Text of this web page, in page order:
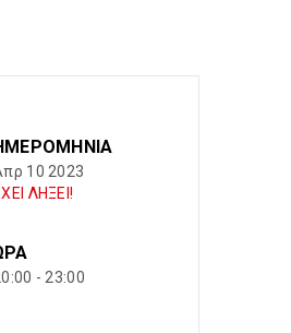
10 2023
ΛΗΞΕΙ!
- 23:00